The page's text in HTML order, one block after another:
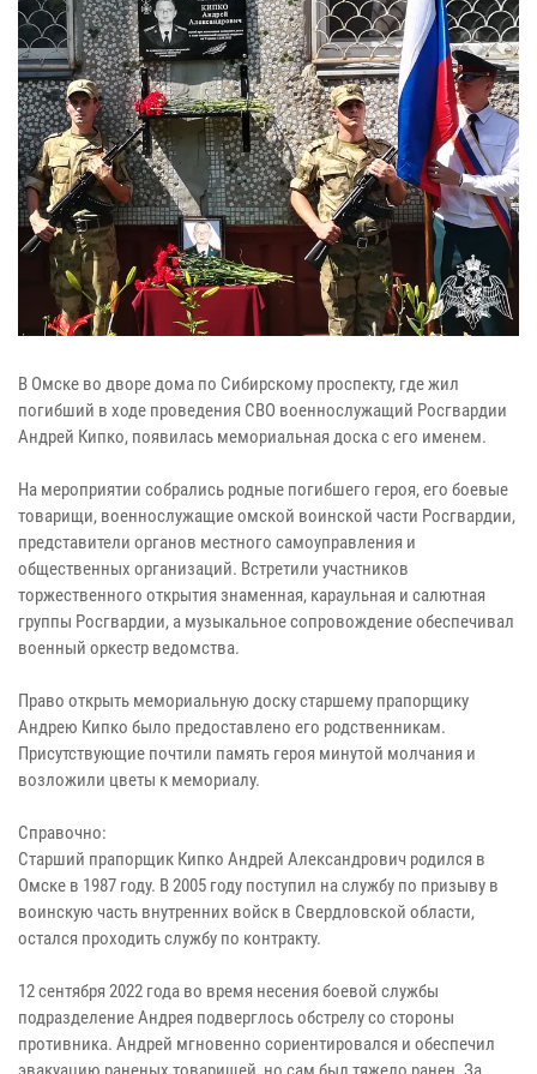
В Омске во дворе дома по Сибирскому проспекту, где жил
погибший в ходе проведения СВО военнослужащий Росгвардии
Андрей Кипко, появилась мемориальная доска с его именем.
На мероприятии собрались родные погибшего героя, его боевые
товарищи, военнослужащие омской воинской части Росгвардии,
представители органов местного самоуправления и
общественных организаций. Встретили участников
торжественного открытия знаменная, караульная и салютная
группы Росгвардии, а музыкальное сопровождение обеспечивал
военный оркестр ведомства.
Право открыть мемориальную доску старшему прапорщику
Андрею Кипко было предоставлено его родственникам.
Присутствующие почтили память героя минутой молчания и
возложили цветы к мемориалу.
Справочно:
Старший прапорщик Кипко Андрей Александрович родился в
Омске в 1987 году. В 2005 году поступил на службу по призыву в
воинскую часть внутренних войск в Свердловской области,
остался проходить службу по контракту.
12 сентября 2022 года во время несения боевой службы
подразделение Андрея подверглось обстрелу со стороны
противника. Андрей мгновенно сориентировался и обеспечил